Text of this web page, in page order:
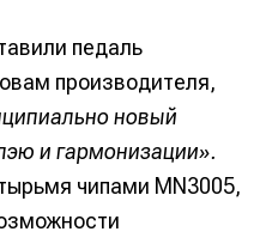
педаль
производителя,
новый
и гармонизации».
чипами MN3005,